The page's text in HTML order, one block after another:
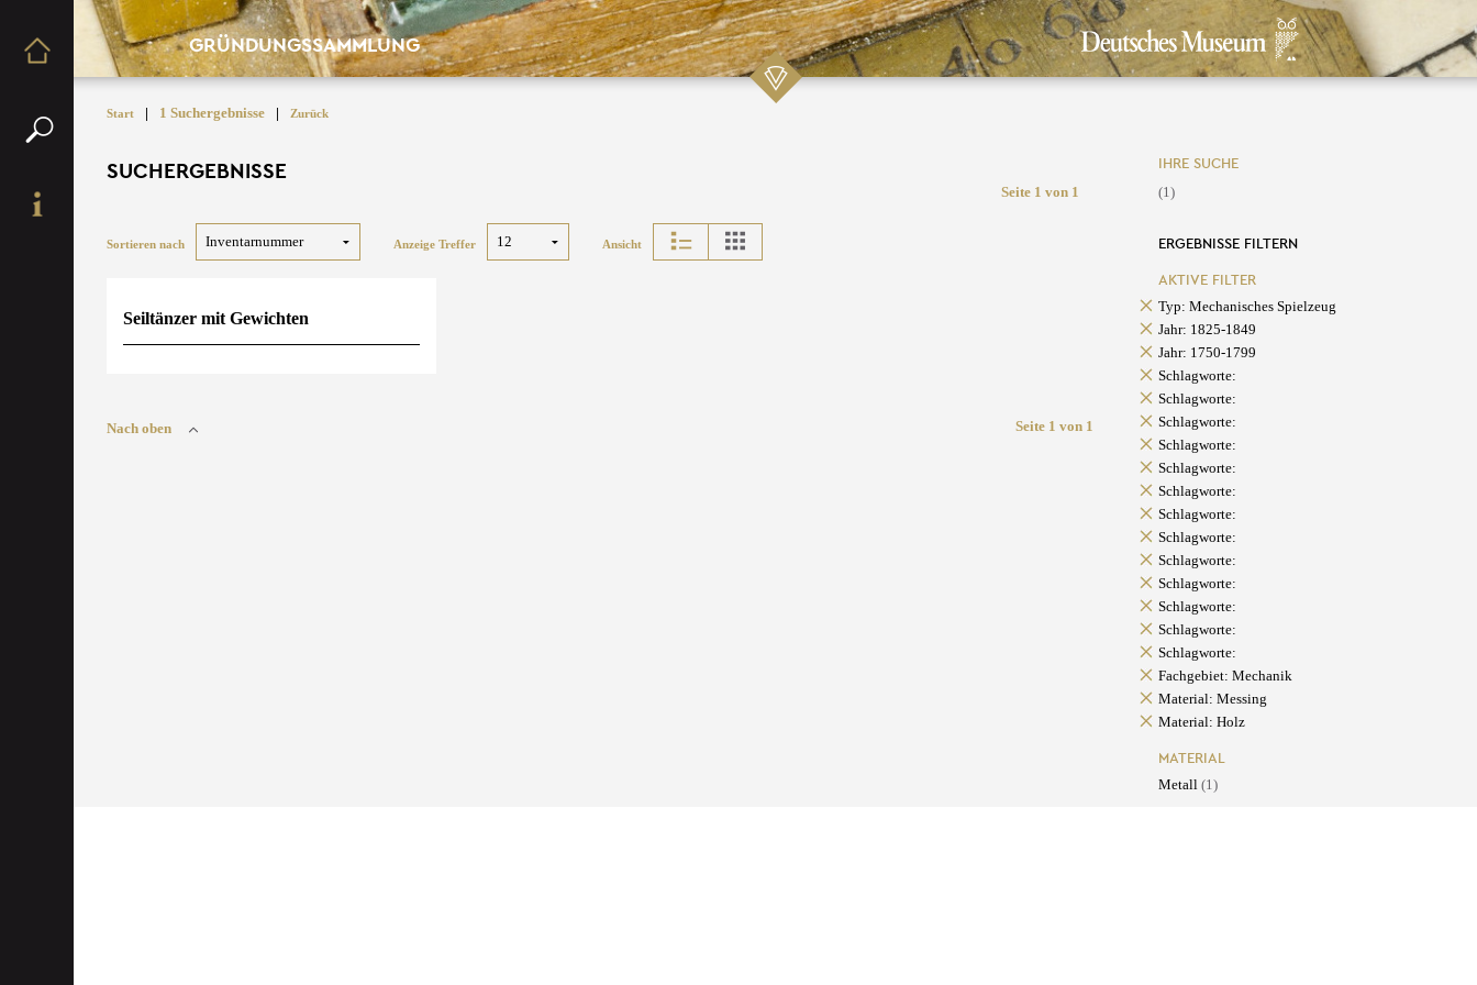
GRÜNDUNGSSAMMLUNG
Start | 1 Suchergebnisse | Zurück
SUCHERGEBNISSE
Seite 1 von 1
Sortieren nach Anzeige Treffer Ansicht
Seiltänzer mit Gewichten
Nach oben Seite 1 von 1
IHRE SUCHE
(1)
ERGEBNISSE FILTERN
AKTIVE FILTER
Typ: Mechanisches Spielzeug
Jahr: 1825-1849
Jahr: 1750-1799
Schlagworte:
Schlagworte:
Schlagworte:
Schlagworte:
Schlagworte:
Schlagworte:
Schlagworte:
Schlagworte:
Schlagworte:
Schlagworte:
Schlagworte:
Schlagworte:
Schlagworte:
Fachgebiet: Mechanik
Material: Messing
Material: Holz
MATERIAL
Metall (1)